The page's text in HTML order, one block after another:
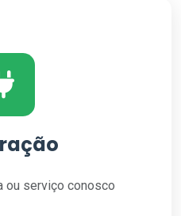
ou serviço conosco